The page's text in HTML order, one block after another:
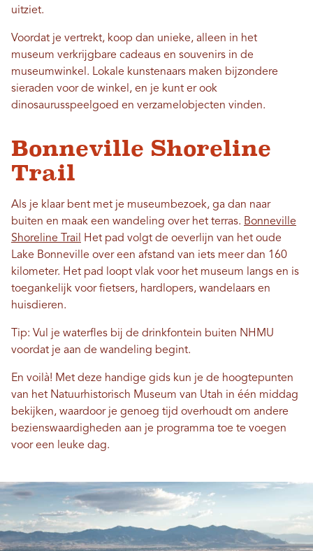
uitziet.
Voordat je vertrekt, koop dan unieke, alleen in het
museum verkrijgbare cadeaus en souvenirs in de
museumwinkel. Lokale kunstenaars maken bijzondere
sieraden voor de winkel, en je kunt er ook
dinosaurusspeelgoed en verzamelobjecten vinden.
Bonneville Shoreline
Trail
Als je klaar bent met je museumbezoek, ga dan naar
buiten en maak een wandeling over het terras. Bonneville
Shoreline Trail
Het pad volgt de oeverlijn van het oude
Lake Bonneville over een afstand van iets meer dan 160
kilometer. Het pad loopt vlak voor het museum langs en is
toegankelijk voor fietsers, hardlopers, wandelaars en
huisdieren.
Tip: Vul je waterfles bij de drinkfontein buiten NHMU
voordat je aan de wandeling begint.
En voilà! Met deze handige gids kun je de hoogtepunten
van het Natuurhistorisch Museum van Utah in één middag
bekijken, waardoor je genoeg tijd overhoudt om andere
bezienswaardigheden aan je programma toe te voegen
voor een leuke dag.